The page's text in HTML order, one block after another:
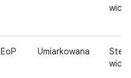
EoP Umiarkowana